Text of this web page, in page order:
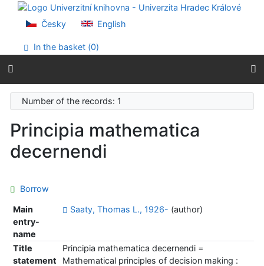
Go to content
Go to menu
Accessibility declaration
Česky English
In the basket (0)
Number of the records: 1
Principia mathematica
decernendi
Borrow
Main
entry-
name
Saaty, Thomas L., 1926- (author)
Title
statement
Principia mathematica decernendi =
Mathematical principles of decision making :